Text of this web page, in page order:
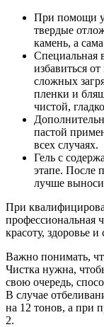
При помощи
твердые
камень, а
Специальная
избавиться
сложных
пленки и
чистой,
пастой
всех случаях.
Гель с
этапе. После
лучше
При
профессиональная
красоту, здоровье
Важно понимать,
Чистка нужна,
свою очередь,
В случае
на 12 тонов, а при
2.